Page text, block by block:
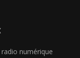
numérique